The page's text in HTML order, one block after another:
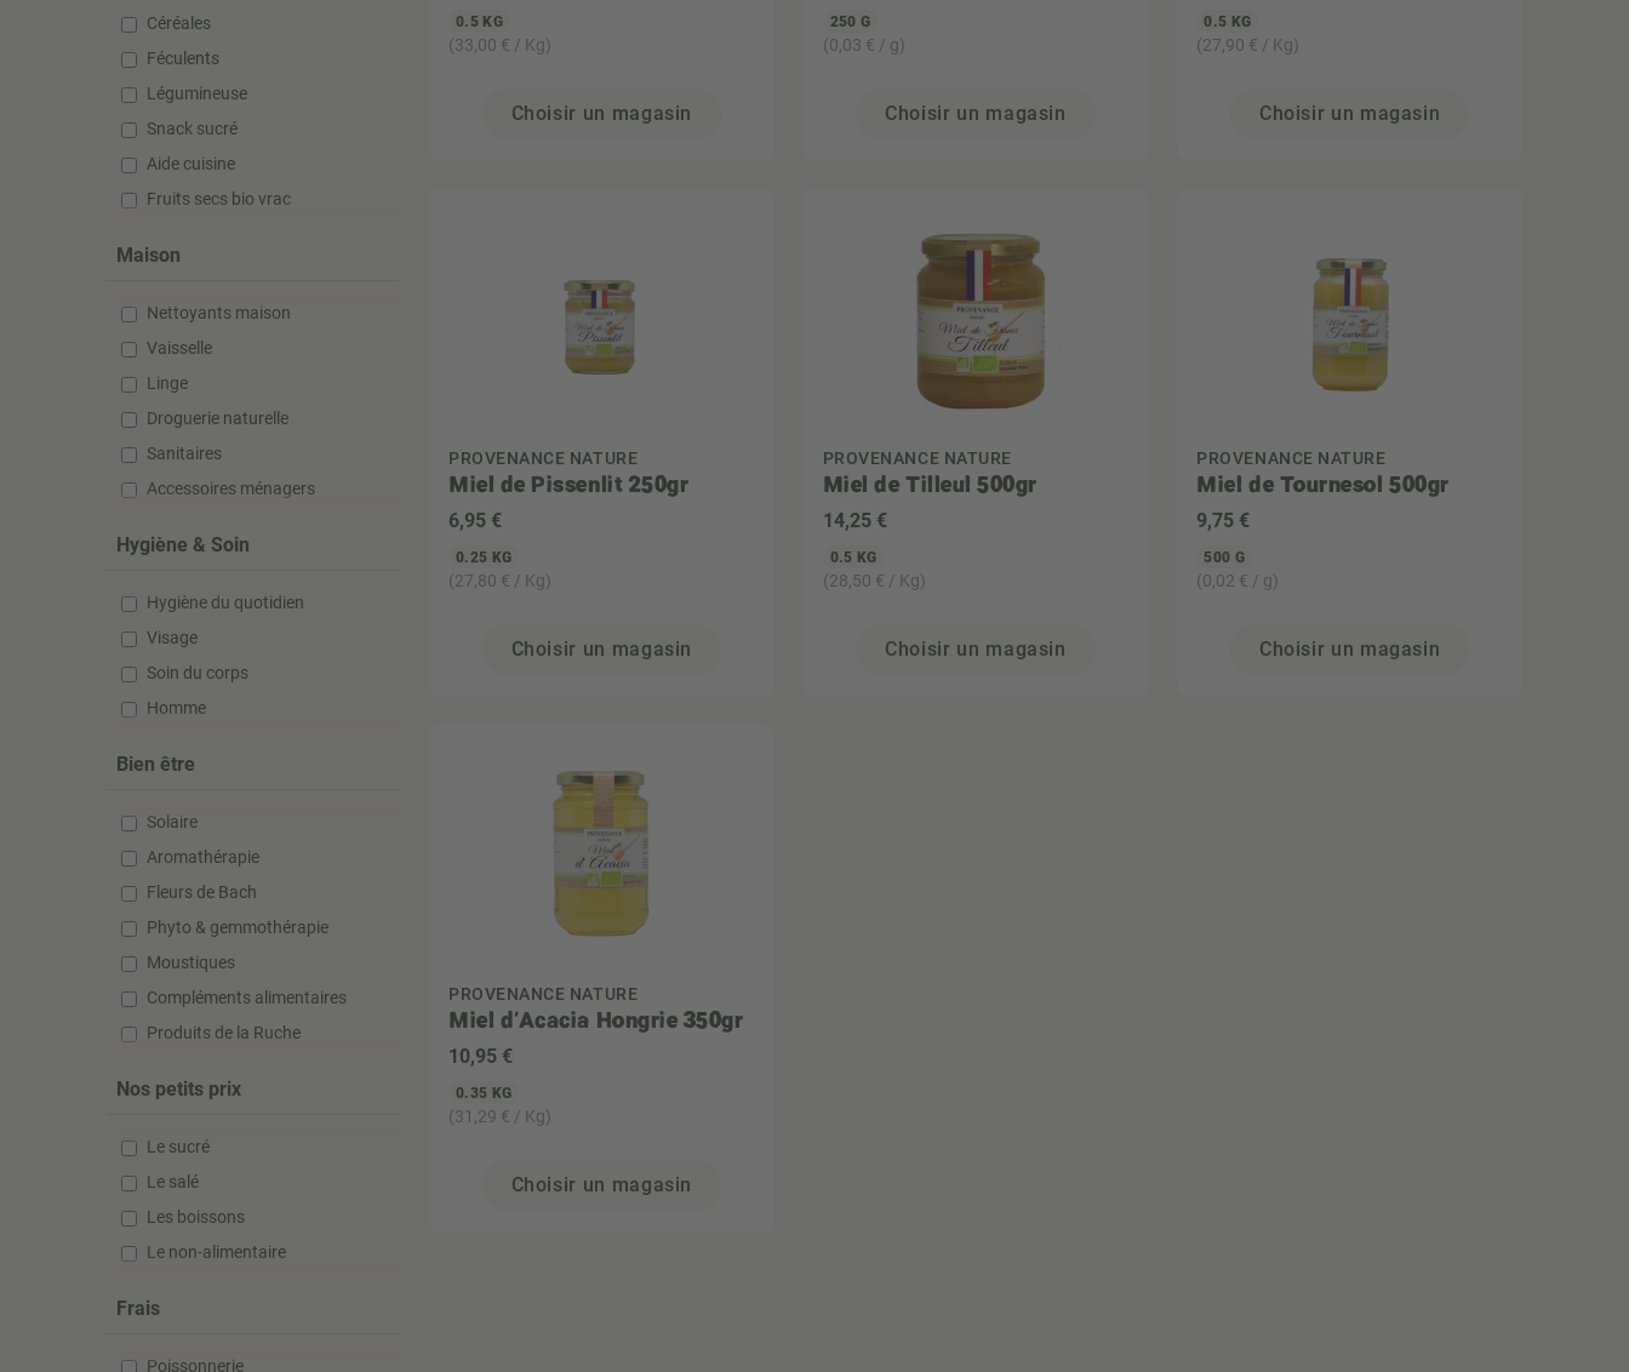
Céréales
Féculents
Légumineuse
Snack sucré
Aide cuisine
Fruits secs bio vrac
Maison
Nettoyants maison
Vaisselle
Linge
Droguerie naturelle
Sanitaires
Accessoires ménagers
Hygiène & Soin
Hygiène du quotidien
Visage
Soin du corps
Homme
Bien être
Solaire
Aromathérapie
Fleurs de Bach
Phyto & gemmothérapie
Moustiques
Compléments alimentaires
Produits de la Ruche
Nos petits prix
Le sucré
Le salé
Les boissons
Le non-alimentaire
Frais
Poissonnerie
0.5 KG
(33,00 € / Kg)
Choisir un magasin
250 G
(0,03 € / g)
Choisir un magasin
0.5 KG
(27,90 € / Kg)
Choisir un magasin
PROVENANCE NATURE
Miel de Pissenlit 250gr
6,95 €
0.25 KG
(27,80 € / Kg)
Choisir un magasin
PROVENANCE NATURE
Miel de Tilleul 500gr
14,25 €
0.5 KG
(28,50 € / Kg)
Choisir un magasin
PROVENANCE NATURE
Miel de Tournesol 500gr
9,75 €
500 G
(0,02 € / g)
Choisir un magasin
PROVENANCE NATURE
Miel d'Acacia Hongrie 350gr
10,95 €
0.35 KG
(31,29 € / Kg)
Choisir un magasin